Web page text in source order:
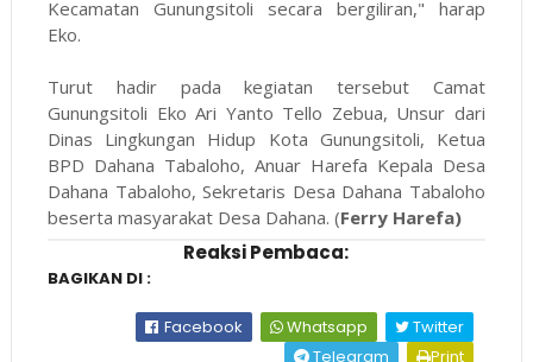
Kecamatan Gunungsitoli secara bergiliran," harap
Eko.
Turut hadir pada kegiatan tersebut Camat
Gunungsitoli Eko Ari Yanto Tello Zebua, Unsur dari
Dinas Lingkungan Hidup Kota Gunungsitoli, Ketua
BPD Dahana Tabaloho, Anuar Harefa Kepala Desa
Dahana Tabaloho, Sekretaris Desa Dahana Tabaloho
beserta masyarakat Desa Dahana. (Ferry Harefa)
Reaksi Pembaca:
BAGIKAN DI :
Facebook Whatsapp
Twitter
Telegram
Print